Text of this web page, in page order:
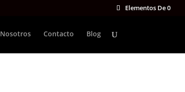
Elementos De 0
Nosotros Contacto Blog